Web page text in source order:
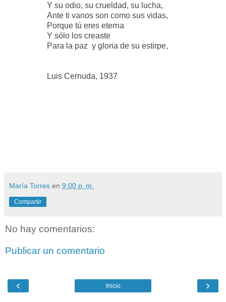
Y su odio, su crueldad, su lucha,
Ante ti vanos son como sus vidas,
Porque tú eres eterna
Y sólo los creaste
Para la paz y gloria de su estirpe,
Luis Cernuda, 1937
María Torres en 9:00 p. m.
Compartir
No hay comentarios:
Publicar un comentario
‹ ›
Inicio